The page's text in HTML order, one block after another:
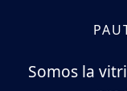
Somos la